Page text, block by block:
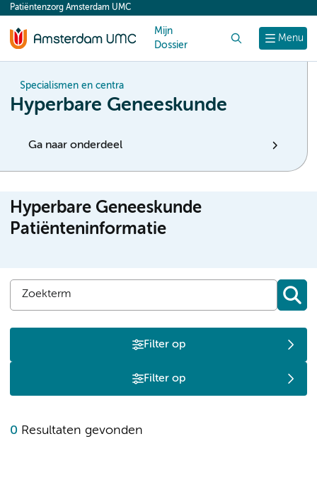
content
Menu
Patiëntenzorg Amsterdam UMC
Mijn
Dossier
Specialismen en centra
Hyperbare Geneeskunde
Ga naar onderdeel
Hyperbare Geneeskunde
Patiënteninformatie
Filter op
Filter op
0 Resultaten gevonden